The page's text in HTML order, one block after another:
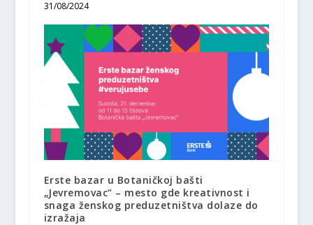
31/08/2024
Erste bazar u Botaničkoj bašti
„Jevremovac“ – mesto gde kreativnost i
snaga ženskog preduzetništva dolaze do
izražaja